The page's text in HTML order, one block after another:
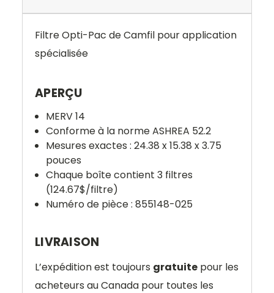
Filtre Opti-Pac de Camfil pour application
spécialisée
APERÇU
MERV 14
Conforme à la norme ASHREA 52.2
Mesures exactes : 24.38 x 15.38 x 3.75
pouces
Chaque boîte contient 3 filtres
(124.67$/filtre)
Numéro de pièce :855148-025
LIVRAISON
L’expédition est toujours gratuite pour les
acheteurs au Canada pour toutes les